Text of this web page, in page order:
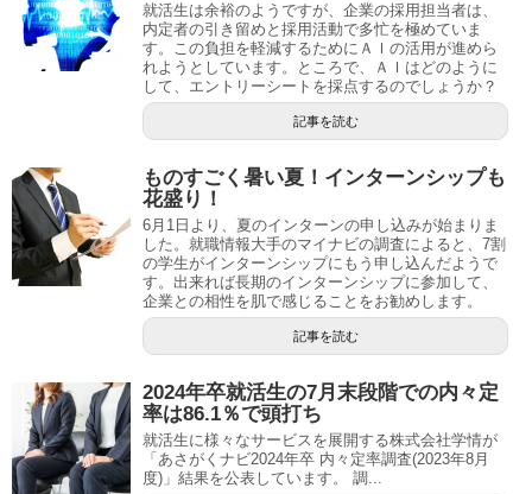
就活生は余裕のようですが、企業の採用担当者は、
内定者の引き留めと採用活動で多忙を極めていま
す。この負担を軽減するためにＡＩの活用が進めら
れようとしています。ところで、ＡＩはどのように
して、エントリーシートを採点するのでしょうか？
記事を読む
ものすごく暑い夏！インターンシップも
花盛り！
6月1日より、夏のインターンの申し込みが始まりま
した。就職情報大手のマイナビの調査によると、7割
の学生がインターンシップにもう申し込んだようで
す。出来れば長期のインターンシップに参加して、
企業との相性を肌で感じることをお勧めします。
記事を読む
2024年卒就活生の7月末段階での内々定
率は86.1％で頭打ち
就活生に様々なサービスを展開する株式会社学情が
「あさがくナビ2024年卒 内々定率調査(2023年8月
度)」結果を公表しています。 調...